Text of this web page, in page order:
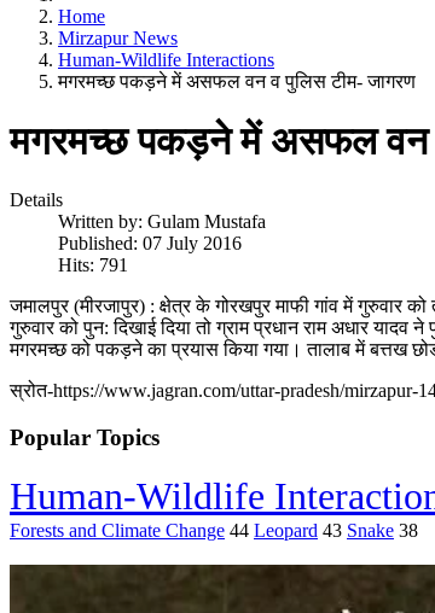
Home
Mirzapur News
Human-Wildlife Interactions
मगरमच्छ पकड़ने में असफल वन व पुलिस टीम- जागरण
मगरमच्छ पकड़ने में असफल वन
Details
Written by: Gulam Mustafa
Published: 07 July 2016
Hits: 791
जमालपुर (मीरजापुर) : क्षेत्र के गोरखपुर माफी गांव में गुरुवार
गुरुवार को पुन: दिखाई दिया तो ग्राम प्रधान राम अधार
मगरमच्छ को पकड़ने का प्रयास किया गया। तालाब में बत्तख
स्रोत-https://www.jagran.com/uttar-pradesh/mirzapur-
Popular Topics
Human-Wildlife
Forests and Climate Change 44 Leopard 43 Snake 38